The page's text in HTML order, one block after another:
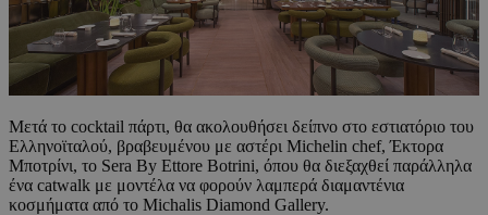
Μετά το cocktail πάρτι, θα ακολουθήσει δείπνο στο εστιατόριο του
Ελληνοϊταλού, βραβευμένου με αστέρι Michelin chef, Έκτορα
Μποτρίνι, το Sera By Ettore Botrini, όπου θα διεξαχθεί παράλληλα
ένα catwalk με μοντέλα να φορούν λαμπερά διαμαντένια
κοσμήματα από το Michalis Diamond Gallery.